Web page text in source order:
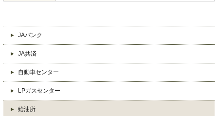
JAバンク
JA共済
自動車センター
LPガスセンター
給油所